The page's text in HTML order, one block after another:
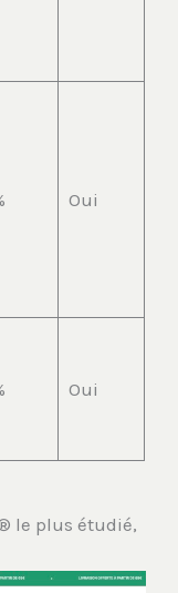
Oui
Oui
le plus étudié,